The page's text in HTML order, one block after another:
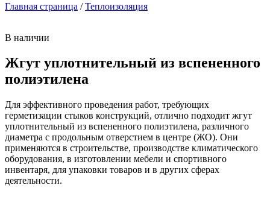
Главная страница /Теплоизоляция
В наличии
Жгут уплотнительный из вспененного
полиэтилена
Для эффективного проведения работ, требующих
герметизации стыков конструкций, отлично подходит жгут
уплотнительный из вспененного полиэтилена, различного
диаметра с продольным отверстием в центре (ЖО). Они
применяются в строительстве, производстве климатического
оборудования, в изготовлении мебели и спортивного
инвентаря, для упаковки товаров и в других сферах
деятельности.